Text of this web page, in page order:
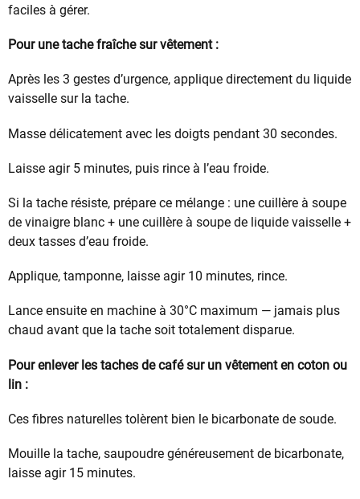
faciles à gérer.
Pour une tache fraîche sur vêtement :
Après les 3 gestes d’urgence, applique directement du liquide
vaisselle sur la tache.
Masse délicatement avec les doigts pendant 30 secondes.
Laisse agir 5 minutes, puis rince à l’eau froide.
Si la tache résiste, prépare ce mélange : une cuillère à soupe
de vinaigre blanc + une cuillère à soupe de liquide vaisselle +
deux tasses d’eau froide.
Applique, tamponne, laisse agir 10 minutes, rince.
Lance ensuite en machine à 30°C maximum — jamais plus
chaud avant que la tache soit totalement disparue.
Pour enlever les taches de café sur un vêtement en coton ou
lin :
Ces fibres naturelles tolèrent bien le bicarbonate de soude.
Mouille la tache, saupoudre généreusement de bicarbonate,
laisse agir 15 minutes.